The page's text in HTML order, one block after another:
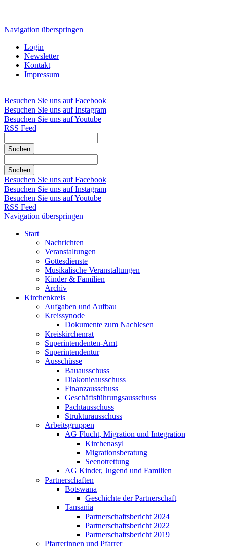
Navigation überspringen
Login
Newsletter
Kontakt
Impressum
Besuchen Sie uns auf Facebook
Besuchen Sie uns auf Instagram
Besuchen Sie uns auf Youtube
RSS Feed
Suchen
Suchen
Besuchen Sie uns auf Facebook
Besuchen Sie uns auf Instagram
Besuchen Sie uns auf Youtube
RSS Feed
Navigation überspringen
Start
Nachrichten
Veranstaltungen
Gottesdienste
Musikalische Veranstaltungen
Kinder & Familien
Archiv
Kirchenkreis
Aufgaben und Aufbau
Kreissynode
Dokumente zum Nachlesen
Kreiskirchenrat
Superintendenten-Amt
Superintendentur
Ausschüsse
Bauausschuss
Diakonieausschuss
Finanzausschuss
Geschäftsführungsausschuss
Pachtausschuss
Strukturausschuss
Arbeitsgruppen
AG Flucht, Migration und Integration
Kirchenasyl
Migrationsberatung
Seenotrettung
AG Kinder, Jugend und Familien
Partnerschaften
Botswana
Geschichte der Partnerschaft
Tansania
Partnerschaftsbericht 2024
Partnerschaftsbericht 2022
Partnerschaftsbericht 2019
Pfarrerinnen und Pfarrer